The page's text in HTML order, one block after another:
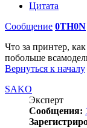
Цитата
Сообщение 0TH0N
Что за принтер,
побольше
Вернуться к началу
SAKO
Эксперт
Сообщения: